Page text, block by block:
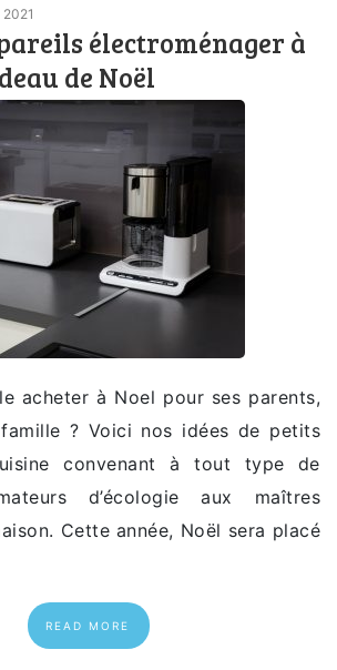
2021
électroménager à
de Noël
acheter à Noel pour ses parents,
? Voici nos idées de petits
convenant à tout type de
d’écologie aux maîtres
Cette année, Noël sera placé
READ MORE